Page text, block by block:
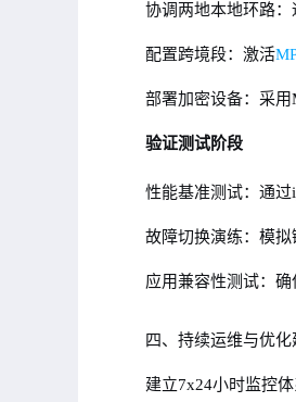
协调两地本地环路
配置跨境段：激活
部署加密设备：采用
验证测试阶段
性能基准测试：通
故障切换演练：模
应用兼容性测试：
四、持续运维与优化
建立7x24小时监控体